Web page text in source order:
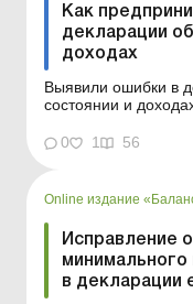
Как
декларации
доходах
Выявили ошибки в
состоянии и
нужно ли
ней. Как известно,
деятельности ...
0 1 56
Online издание
Исправление
минимального
в декларации